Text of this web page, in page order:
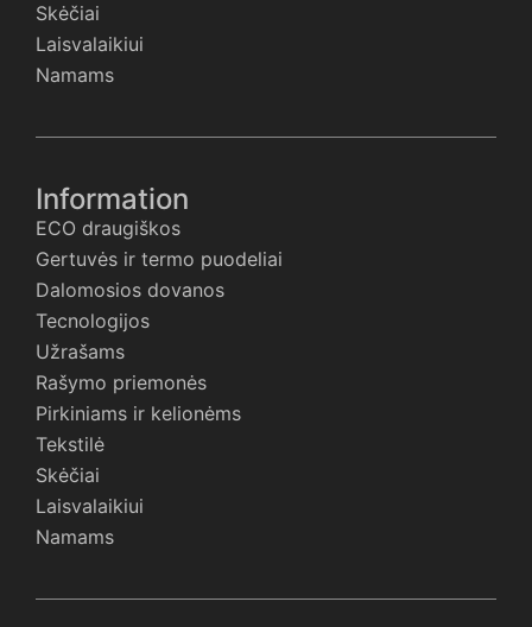
Skėčiai
Laisvalaikiui
Namams
Information
ECO draugiškos
Gertuvės ir termo puodeliai
Dalomosios dovanos
Tecnologijos
Užrašams
Rašymo priemonės
Pirkiniams ir kelionėms
Tekstilė
Skėčiai
Laisvalaikiui
Namams